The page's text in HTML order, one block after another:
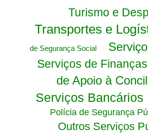
Turismo e
Transportes e
de Segurança Social
Serviços de Finanças
de Apoio à
Serviços Bancários
Polícia de Segurança
Outros Serviços